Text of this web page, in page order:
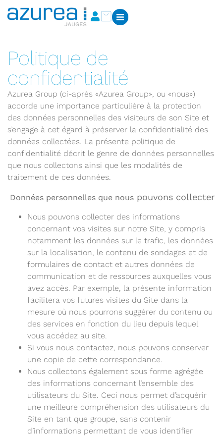
Politique de
confidentialité
Azurea Group (ci-après «Azurea Group», ou «nous»)
accorde une importance particulière à la protection
des données personnelles des visiteurs de son Site et
s’engage à cet égard à préserver la confidentialité des
données collectées. La présente politique de
confidentialité décrit le genre de données personnelles
que nous collectons ainsi que les modalités de
traitement de ces données.
Données personnelles que nous pouvons collecter
Nous pouvons collecter des informations
concernant vos visites sur notre Site, y compris
notamment les données sur le trafic, les données
sur la localisation, le contenu de sondages et de
formulaires de contact et autres données de
communication et de ressources auxquelles vous
avez accès. Par exemple, la présente information
facilitera vos futures visites du Site dans la
mesure où nous pourrons suggérer du contenu ou
des services en fonction du lieu depuis lequel
vous accédez au site.
Si vous nous contactez, nous pouvons conserver
une copie de cette correspondance.
Nous collectons également sous forme agrégée
des informations concernant l’ensemble des
utilisateurs du Site. Ceci nous permet d’acquérir
une meilleure compréhension des utilisateurs du
Site en tant que groupe, sans contenir
d’informations permettant de vous identifier